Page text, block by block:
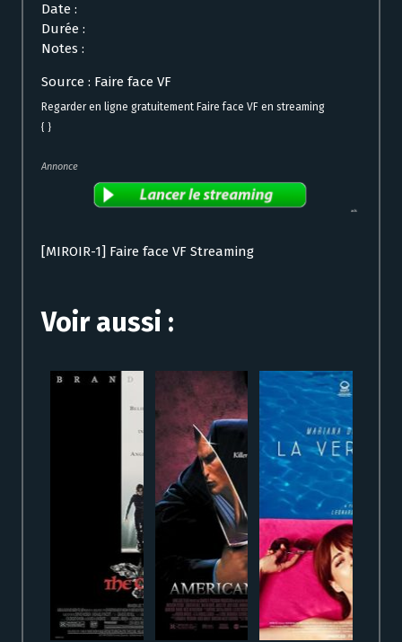
Date :
Durée :
Notes :
Source : Faire face VF
Regarder en ligne gratuitement Faire face VF en streaming
{ }
Annonce
[MIROIR-1] Faire face VF Streaming
Voir aussi :